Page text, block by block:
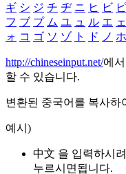
ギ シ ジ チ ヂ ニ ヒ ビ ピ
フ ブ プ ム ユ ュ ル エ ェ
ォ コ ゴ ソ ゾ ト ド ノ ホ
http://chineseinput.net/에
할 수 있습니다.
변환된 중국어를 복사하
예시)
中文 을 입력하시
누르시면됩니다.